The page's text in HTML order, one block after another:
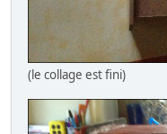
(le collage est fini)